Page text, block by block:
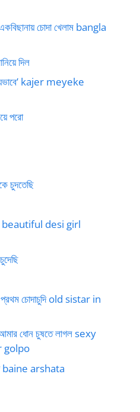
চোদা খেলাম bangla
দিল
kajer meyeke
পরো
চুদতেছি
6t beautiful desi girl
প্রথম চোদাচুদি old sistar in
আমার ধোন চুষতে লাগল sexy
golpo
baine arshata